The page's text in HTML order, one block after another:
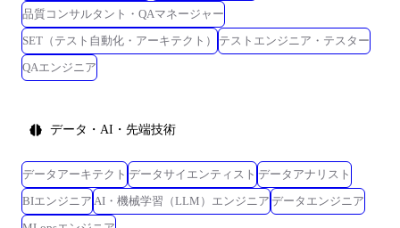
品質コンサルタント・QAマネージャー
SET（テスト自動化・アーキテクト）
テストエンジニア・テスター
QAエンジニア
データ・AI・先端技術
データアーキテクト データサイエンティスト データアナリスト
BIエンジニア AI・機械学習（LLM）エンジニア データエンジニア